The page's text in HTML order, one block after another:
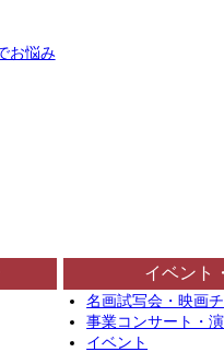
お悩み
イベント
名画試写会・映画
事業コンサート・
イベント